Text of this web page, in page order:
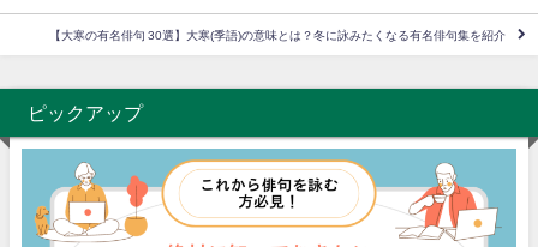
【大寒の有名俳句 30選】大寒(季語)の意味とは？冬に詠みたくなる有名俳句集を紹介
ピックアップ